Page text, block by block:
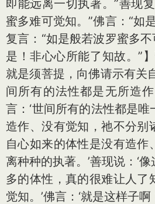
即能远离一切执著。”善现
蜜多难可觉知。”佛言：“如
复言：“如是般若波罗蜜多
是！非心心所能了知故。”
就是须菩提，向佛请示有关
间所有的法性都是无所造
言：‘世间所有的法性都是
造作、没有觉知，祂不分别
自心如来的体性是没有造作
离种种的执著。’善现说：‘
多的体性，真的很难让人了
觉知。’佛言：‘就是这样子